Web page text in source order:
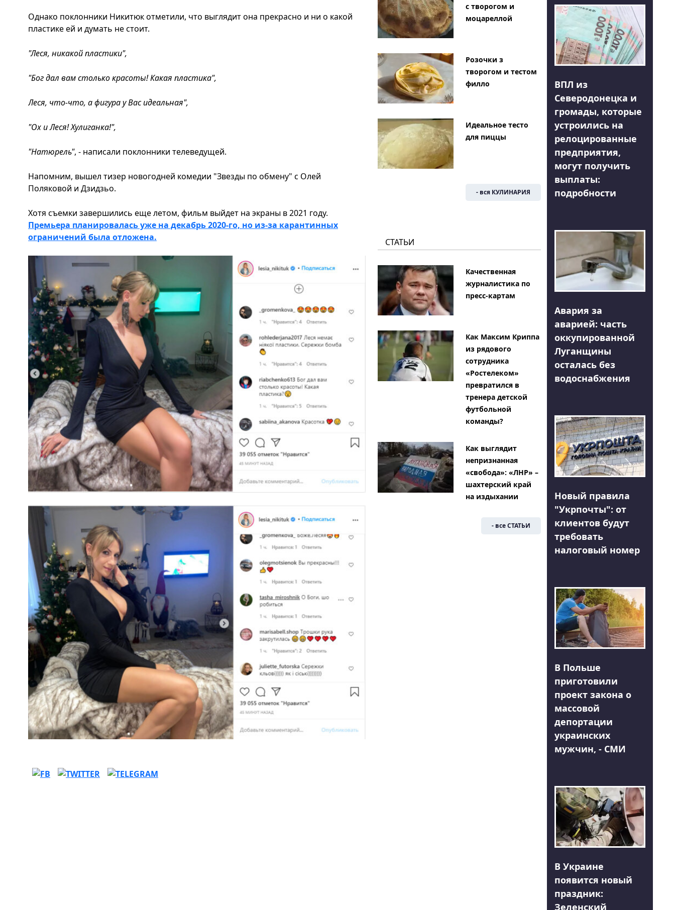
Однако поклонники Никитюк отметили, что выглядит она прекрасно и ни о какой
пластике ей и думать не стоит.
"Леся, никакой пластики",
"Бог дал вам столько красоты! Какая пластика",
Леся, что-что, а фигура у Вас идеальная",
"Ох и Леся! Хулиганка!",
"Натюрель", - написали поклонники телеведущей.
Напомним, вышел тизер новогодней комедии "Звезды по обмену" с Олей
Поляковой и Дзидзьо.
Хотя съемки завершились еще летом, фильм выйдет на экраны в 2021 году.
Премьера планировалась уже на декабрь 2020-го, но из-за карантинных
ограничений была отложена.
с творогом и
моцареллой
Розочки з
творогом и тестом
филло
Идеальное тесто
для пиццы
- вся КУЛИНАРИЯ
СТАТЬИ
Качественная
журналистика по
пресс-картам
Как Максим Криппа
из рядового
сотрудника
«Ростелеком»
превратился в
тренера детской
футбольной
команды?
Как выглядит
непризнанная
«свобода»: «ЛНР» –
шахтерский край
на издыхании
- все СТАТЬИ
ВПЛ из
Северодонецка и
громады, которые
устроились на
релоцированные
предприятия,
могут получить
выплаты:
подробности
Авария за
аварией: часть
оккупированной
Луганщины
осталась без
водоснабжения
Новый правила
"Укрпочты": от
клиентов будут
требовать
налоговый номер
В Польше
приготовили
проект закона о
массовой
депортации
украинских
мужчин, - СМИ
В Украине
появится новый
праздник:
Зеленский